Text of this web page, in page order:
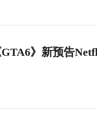
》新预告